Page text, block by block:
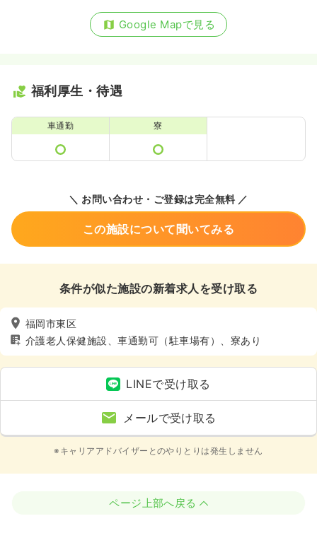
Google Mapで見る
福利厚生・待遇
車通勤 寮
＼ お問い合わせ・ご登録は完全無料 ／
この施設について聞いてみる
条件が似た施設の新着求人を受け取る
福岡市東区
介護老人保健施設、車通勤可（駐車場有）、寮あり
LINEで受け取る
メールで受け取る
※キャリアアドバイザーとのやりとりは発生しません
ページ上部へ戻る